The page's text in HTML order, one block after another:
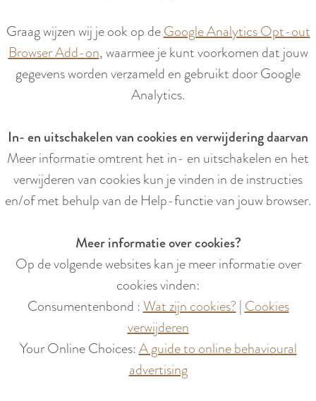
Graag wijzen wij je ook op deGoogle Analytics Opt-out
Browser Add-on, waarmee je kunt voorkomen dat jouw
gegevens worden verzameld en gebruikt door Google
Analytics.
In- en uitschakelen van cookies en verwijdering daarvan
Meer informatie omtrent het in- en uitschakelen en het
verwijderen van cookies kun je vinden in de instructies
en/of met behulp van de Help-functie van jouw browser.
Meer informatie over cookies?
Op de volgende websites kan je meer informatie over
cookies vinden:
Consumentenbond :Wat zijn cookies?|Cookies
verwijderen
Your Online Choices:A guide to online behavioural
advertising